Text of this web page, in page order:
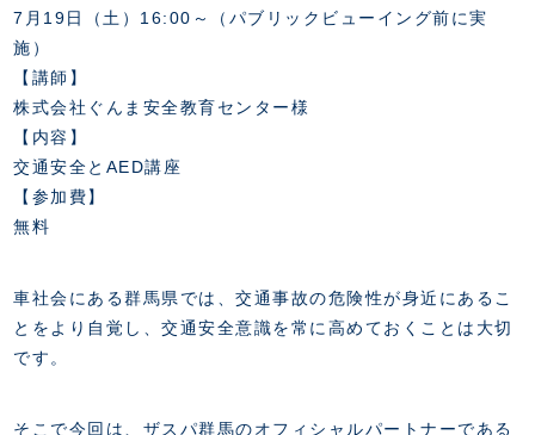
7月19日（土）16:00～（パブリックビューイング前に実
施）
【講師】
株式会社ぐんま安全教育センター様
【内容】
交通安全とAED講座
【参加費】
無料
車社会にある群馬県では、交通事故の危険性が身近にあるこ
とをより自覚し、交通安全意識を常に高めておくことは大切
です。
そこで今回は、ザスパ群馬のオフィシャルパートナーである